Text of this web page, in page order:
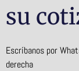
su
Escríbanos por
derecha